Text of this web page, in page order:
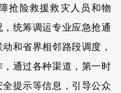
抢险救援救灾人员和物
统筹调运专业应急抢通
和省界相邻路段调度，
通过各种渠道，第一时
提示等信息，引导公众